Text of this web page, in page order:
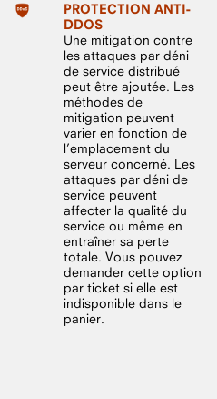
PROTECTION ANTI-
DDOS
Une mitigation contre
les attaques par déni
de service distribué
peut être ajoutée. Les
méthodes de
mitigation peuvent
varier en fonction de
l’emplacement du
serveur concerné. Les
attaques par déni de
service peuvent
affecter la qualité du
service ou même en
entraîner sa perte
totale. Vous pouvez
demander cette option
par ticket si elle est
indisponible dans le
panier.